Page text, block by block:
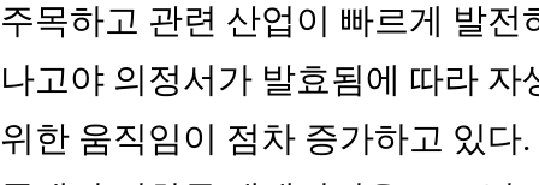
주목하고 관련 산업이 빠르게 발전
나고야 의정서가 발효됨에 따라
위한 움직임이 점차 증가하고 있다.